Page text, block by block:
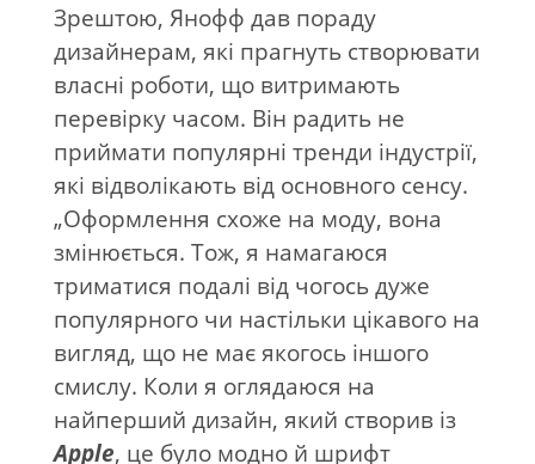
Зрештою, Янофф дав пораду
дизайнерам, які прагнуть створювати
власні роботи, що витримають
перевірку часом. Він радить не
приймати популярні тренди індустрії,
які відволікають від основного сенсу.
„Оформлення схоже на моду, вона
змінюється. Тож, я намагаюся
триматися подалі від чогось дуже
популярного чи настільки цікавого на
вигляд, що не має якогось іншого
смислу. Коли я оглядаюся на
найперший дизайн, який створив із
Apple, це було модно й шрифт